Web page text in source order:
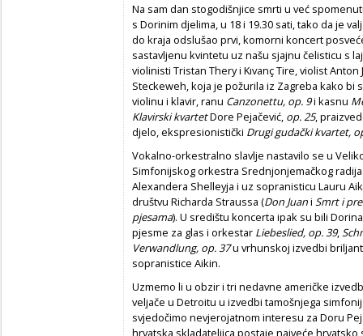
Na sam dan stogodišnjice smrti u već
s Dorinim djelima, u 18 i 19.30 sati, tako da je
do kraja odslušao prvi, komorni koncert
sastavljenu kvintetu uz našu sjajnu čelisticu s
violinisti Tristan Thery i Kıvanç Tire, violist
Steckeweh, koja je požurila iz Zagreba kako bi
violinu i klavir, ranu Canzonettu, op. 9i kasnu
Klavirski kvartetDore Pejačević, op. 25,
djelo, ekspresionistički Drugi gudački kvartet,
Vokalno-orkestralno slavlje nastavilo se u
Simfonijskog orkestra Srednjonjemačkog
Alexandera Shelleyja i uz sopranisticu Lauru
društvu Richarda Straussa (Don Juani Smrt i
pjesama). U središtu koncerta ipak su bili
pjesme za glas i orkestar Liebeslied, op. 39,
Verwandlung, op. 37u vrhunskoj izvedbi
sopranistice Aikin.
Uzmemo li u obzir i tri nedavne američke
veljače u Detroitu u izvedbi tamošnjega
svjedočimo nevjerojatnom interesu za Doru
hrvatska skladateljica postaje najveće hrvatsko